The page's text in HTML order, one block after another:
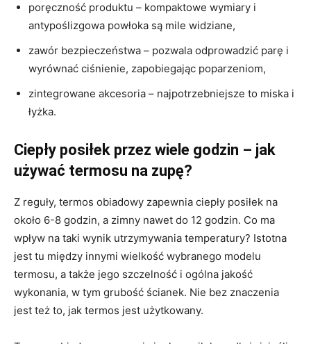
poręczność produktu – kompaktowe wymiary i
antypoślizgowa powłoka są mile widziane,
zawór bezpieczeństwa – pozwala odprowadzić parę i
wyrównać ciśnienie, zapobiegając poparzeniom,
zintegrowane akcesoria – najpotrzebniejsze to miska i
łyżka.
Ciepły posiłek przez wiele godzin – jak
używać termosu na zupę?
Z reguły, termos obiadowy zapewnia ciepły posiłek na
około 6-8 godzin, a zimny nawet do 12 godzin. Co ma
wpływ na taki wynik utrzymywania temperatury? Istotna
jest tu między innymi wielkość wybranego modelu
termosu, a także jego szczelność i ogólna jakość
wykonania, w tym grubość ścianek. Nie bez znaczenia
jest też to, jak termos jest użytkowany.